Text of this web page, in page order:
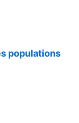
populations